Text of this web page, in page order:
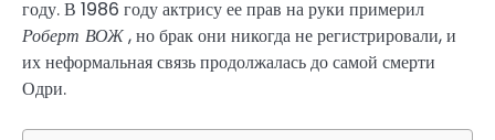
году. В 1986 году актрису ее прав на руки примерил
Роберт ВОЖ, но брак они никогда не регистрировали, и
их неформальная связь продолжалась до самой смерти
Одри.